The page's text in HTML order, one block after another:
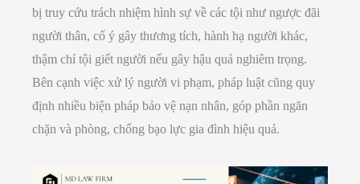
bị truy cứu trách nhiệm hình sự về các tội như ngược đãi
người thân, cố ý gây thương tích, hành hạ người khác,
thậm chí tội giết người nếu gây hậu quả nghiêm trọng.
Bên cạnh việc xử lý người vi phạm, pháp luật cũng quy
định nhiều biện pháp bảo vệ nạn nhân, góp phần ngăn
chặn và phòng, chống bạo lực gia đình hiệu quả.